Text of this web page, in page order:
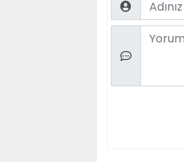
Comment